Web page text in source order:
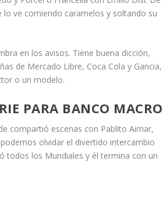
lo ve comiendo caramelos y soltando su
en los avisos. Tiene buena dicción,
de Mercado Libre, Coca Cola y Gancia,
o un modelo.
PARA BANCO MACRO
compartió escenas con Pablito Aimar,
olvidar el divertido intercambio
todos los Mundiales y él termina con un